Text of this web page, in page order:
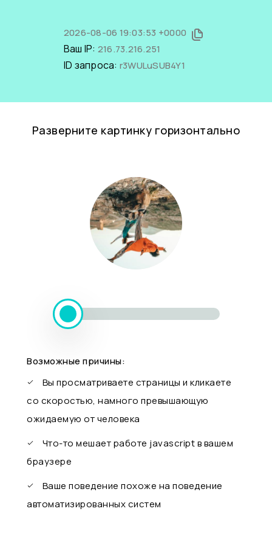
2026-08-06 19:03:53 +0000
Ваш IP: 216.73.216.251
ID запроса: r3WULuSUB4Y1
Разверните картинку горизонтально
Возможные причины:
Вы просматриваете страницы и кликаете
со скоростью, намного превышающую
ожидаемую от человека
Что-то мешает работе javascript в вашем
браузере
Ваше поведение похоже на поведение
автоматизированных систем